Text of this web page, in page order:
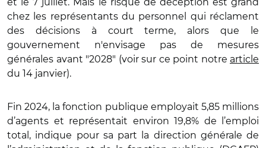
chez les représentants du personnel qui réclament
des décisions à court terme, alors que le
gouvernement n'envisage pas de mesures
générales avant "2028" (voir sur ce point notre article
du 14 janvier).
Fin 2024, la fonction publique employait 5,85 millions
d’agents et représentait environ 19,8% de l ’emploi
total, indique pour sa part la direction générale de